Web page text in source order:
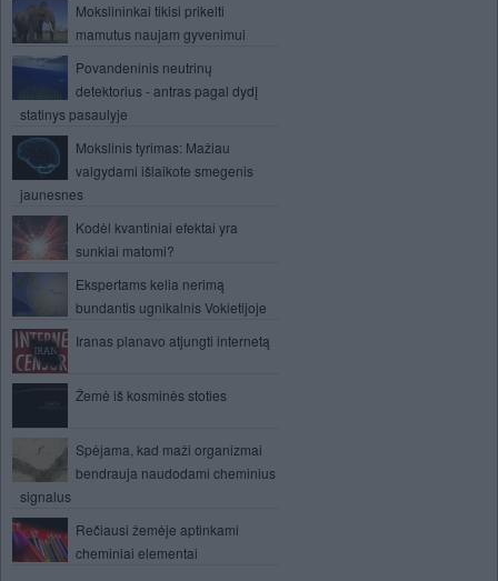
Mokslininkai tikisi prikelti
mamutus naujam gyvenimui
Povandeninis neutrinų
detektorius - antras pagal dydį
statinys pasaulyje
Mokslinis tyrimas: Mažiau
valgydami išlaikote smegenis
jaunesnes
Kodėl kvantiniai efektai yra
sunkiai matomi?
Ekspertams kelia nerimą
bundantis ugnikalnis Vokietijoje
Iranas planavo atjungti internetą
Žemė iš kosminės stoties
Spėjama, kad maži organizmai
bendrauja naudodami cheminius
signalus
Rečiausi žemėje aptinkami
cheminiai elementai